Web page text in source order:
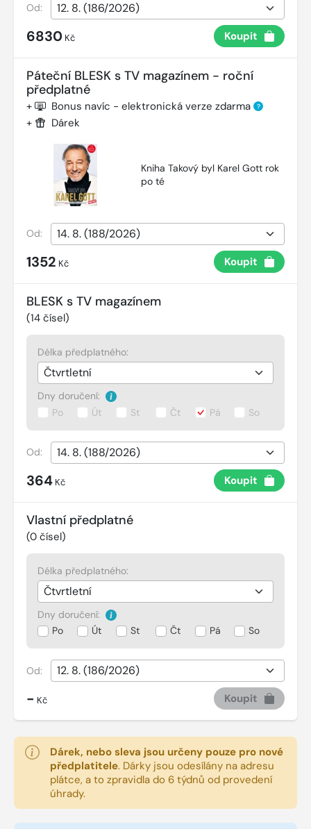
Od:
6830 Kč Koupit
Páteční BLESK s TV magazínem - roční
předplatné
+ Bonus navíc - elektronická verze zdarma ?
+ Dárek
Kniha Takový byl Karel Gott rok
po té
Od:
1352 Kč Koupit
BLESK s TV magazínem
(14 čísel)
Délka předplatného:
Dny doručení:
Po
Út St Čt Pá So
Od:
364 Kč Koupit
Vlastní předplatné
(0 čísel)
Délka předplatného:
Dny doručení:
Po
Út St Čt Pá So
Od:
- Kč Koupit
Dárek, nebo sleva jsou určeny pouze pro nové
předplatitele. Dárky jsou odesílány na adresu
plátce, a to zpravidla do 6 týdnů od provedení
úhrady.